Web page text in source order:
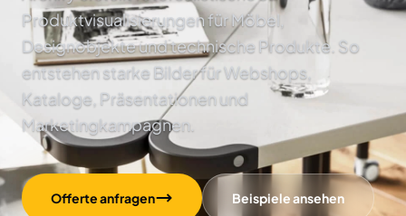
Produktvisualisierungen für Möbel,
Designobjekte und technische Produkte. So
entstehen starke Bilder für Webshops,
Kataloge, Präsentationen und
Marketingkampagnen.
Offerte anfragen Beispiele ansehen